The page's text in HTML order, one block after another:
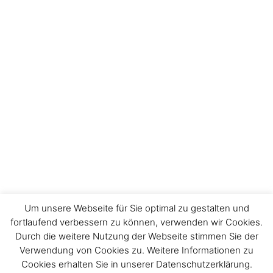
Impressum
Um unsere Webseite für Sie optimal zu gestalten und
fortlaufend verbessern zu können, verwenden wir Cookies.
Durch die weitere Nutzung der Webseite stimmen Sie der
Verwendung von Cookies zu. Weitere Informationen zu
Cookies erhalten Sie in unserer Datenschutzerklärung.